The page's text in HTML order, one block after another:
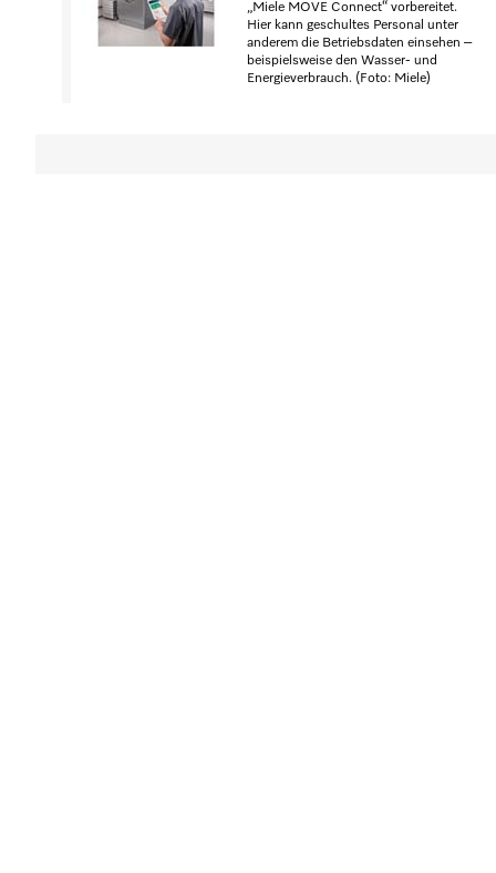
„Miele MOVE Connect“ vorbereitet.
Hier kann geschultes Personal unter
anderem die Betriebsdaten einsehen –
beispielsweise den Wasser- und
Energieverbrauch. (Foto: Miele)